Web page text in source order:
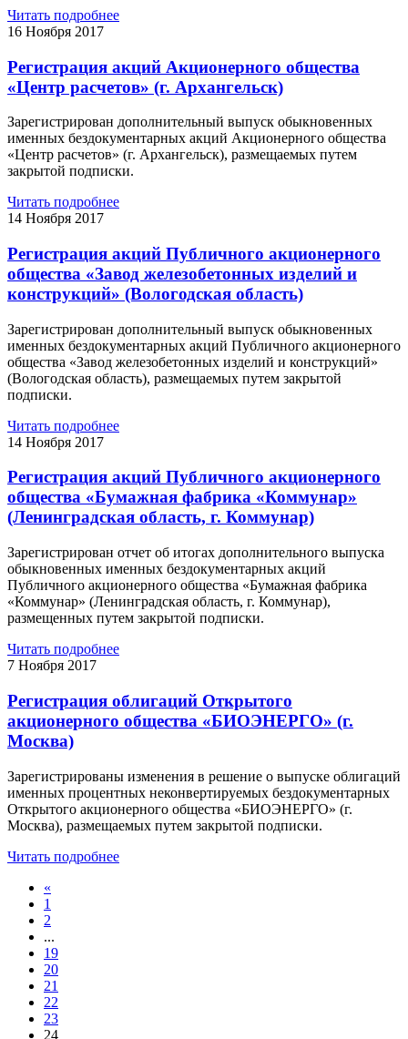
Читать подробнее
16 Ноября 2017
Регистрация акций Акционерного общества
«Центр расчетов» (г. Архангельск)
Зарегистрирован дополнительный выпуск обыкновенных
именных бездокументарных акций Акционерного общества
«Центр расчетов» (г. Архангельск), размещаемых путем
закрытой подписки.
Читать подробнее
14 Ноября 2017
Регистрация акций Публичного акционерного
общества «Завод железобетонных изделий и
конструкций» (Вологодская область)
Зарегистрирован дополнительный выпуск обыкновенных
именных бездокументарных акций Публичного акционерного
общества «Завод железобетонных изделий и конструкций»
(Вологодская область), размещаемых путем закрытой
подписки.
Читать подробнее
14 Ноября 2017
Регистрация акций Публичного акционерного
общества «Бумажная фабрика «Коммунар»
(Ленинградская область, г. Коммунар)
Зарегистрирован отчет об итогах дополнительного выпуска
обыкновенных именных бездокументарных акций
Публичного акционерного общества «Бумажная фабрика
«Коммунар» (Ленинградская область, г. Коммунар),
размещенных путем закрытой подписки.
Читать подробнее
7 Ноября 2017
Регистрация облигаций Открытого
акционерного общества «БИОЭНЕРГО» (г.
Москва)
Зарегистрированы изменения в решение о выпуске облигаций
именных процентных неконвертируемых бездокументарных
Открытого акционерного общества «БИОЭНЕРГО» (г.
Москва), размещаемых путем закрытой подписки.
Читать подробнее
«
1
2
...
19
20
21
22
23
24